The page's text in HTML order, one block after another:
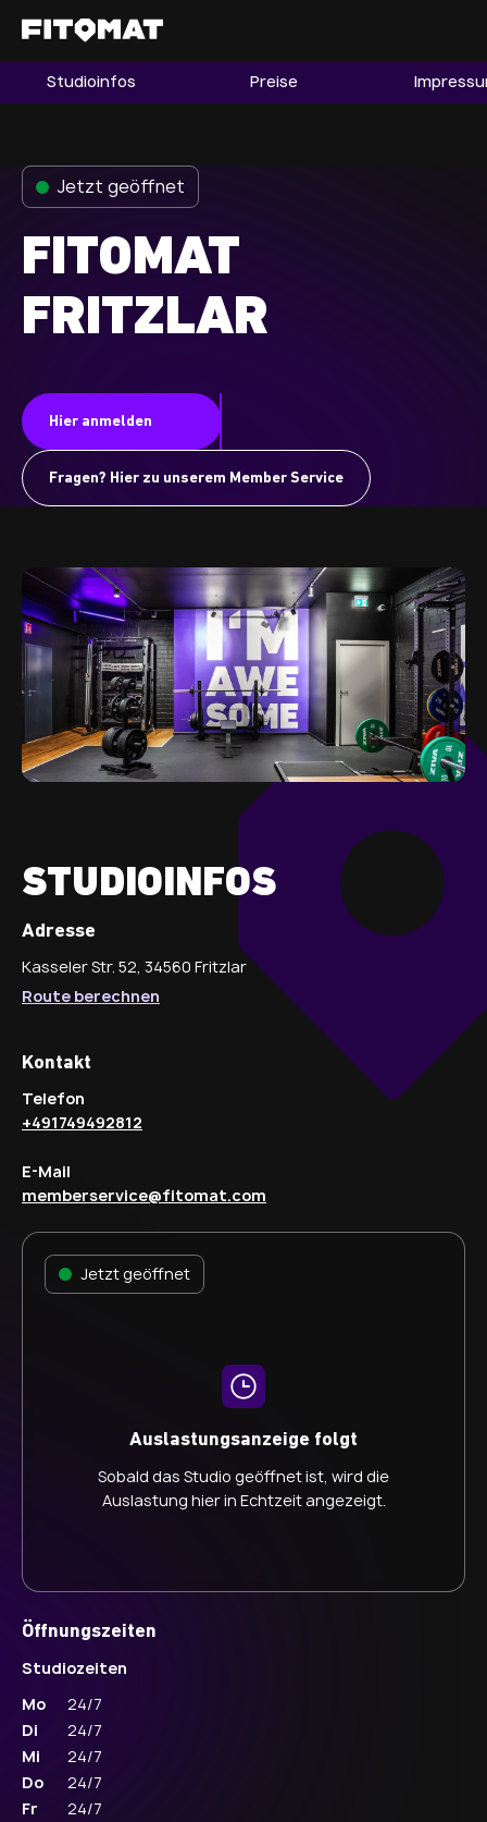
Gym
Franchise
Firmenfitness
Mitglieder LOGIN
Studioinfos Preise
Jetzt geöffnet
FITOMAT
FRITZLAR
Hier anmelden
Fragen? Hier zu unserem Member Service
STUDIOINFOS
Jetzt geöffnet
Auslastungsanzeige folgt
Sobald das Studio geöffnet ist, wird die
Auslastung hier in Echtzeit angezeigt.
Adresse
Kasseler Str. 52, 34560 Fritzlar
Route berechnen
Kontakt
Telefon
+491749492812
E-Mail
memberservice@fitomat.com
Öffnungszeiten
Studiozeiten
Mo
24/7
Di
24/7
Mi
24/7
Do
24/7
Fr
24/7